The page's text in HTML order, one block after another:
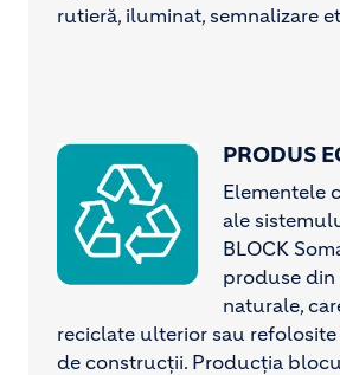
rutieră, iluminat, semnalizare
Image PRODUS
Elementele
ale
BLOCK
produse din
naturale,
reciclate ulterior sau
de construcții. Producția